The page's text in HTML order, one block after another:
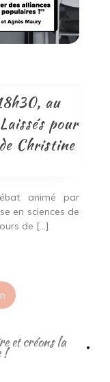
au
pour
Christine
animé par
en sciences de
de […]
et créons la
!